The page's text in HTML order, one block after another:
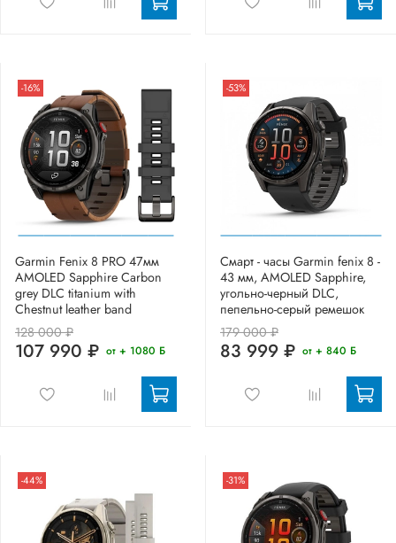
-16%
Garmin Fenix 8 PRO 47мм
AMOLED Sapphire Carbon
grey DLC titanium with
Chestnut leather band
128 000 ₽
107 990 ₽ от + 1080 Б
-53%
Смарт - часы Garmin fenix 8 -
43 мм, AMOLED Sapphire,
угольно-черный DLC,
пепельно-серый ремешок
179 000 ₽
83 999 ₽ от + 840 Б
-44% -31%